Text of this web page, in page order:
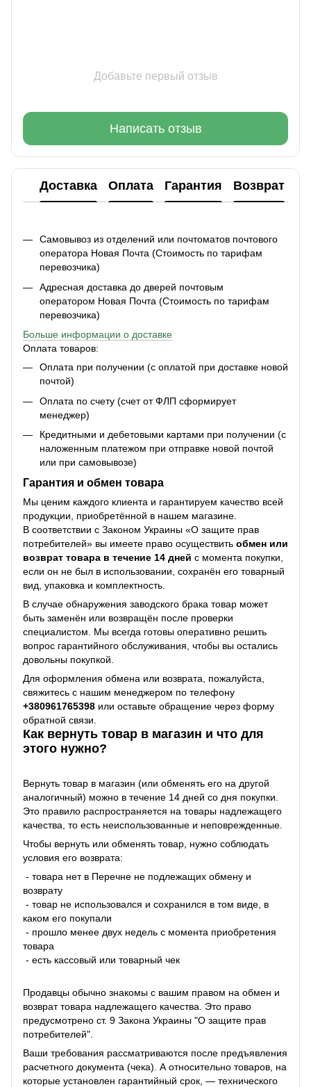
Добавьте первый отзыв
Написать отзыв
Доставка Оплата Гарантия Возврат
Самовывоз из отделений или почтоматов почтового
оператора Новая Почта (Стоимость по тарифам
перевозчика)
Адресная доставка до дверей почтовым
оператором Новая Почта (Стоимость по тарифам
перевозчика)
Больше информации о доставке
Оплата товаров:
Оплата при получении (с оплатой при доставке новой
почтой)
Оплата по счету (счет от ФЛП сформирует
менеджер)
Кредитными и дебетовыми картами при получении (с
наложенным платежом при отправке новой почтой
или при самовывозе)
Гарантия и обмен товара
Мы ценим каждого клиента и гарантируем качество всей
продукции, приобретённой в нашем магазине.
В соответствии с Законом Украины «О защите прав
потребителей» вы имеете право осуществить обмен или
возврат товара в течение 14 дней с момента покупки,
если он не был в использовании, сохранён его товарный
вид, упаковка и комплектность.
В случае обнаружения заводского брака товар может
быть заменён или возвращён после проверки
специалистом. Мы всегда готовы оперативно решить
вопрос гарантийного обслуживания, чтобы вы остались
довольны покупкой.
Для оформления обмена или возврата, пожалуйста,
свяжитесь с нашим менеджером по телефону
+380961765398 или оставьте обращение через форму
обратной связи.
Как вернуть товар в магазин и что для
этого нужно?
Вернуть товар в магазин (или обменять его на другой
аналогичный) можно в течение 14 дней со дня покупки.
Это правило распространяется на товары надлежащего
качества, то есть неиспользованные и неповрежденные.
Чтобы вернуть или обменять товар, нужно соблюдать
условия его возврата:
- товара нет в Перечне не подлежащих обмену и
возврату
- товар не использовался и сохранился в том виде, в
каком его покупали
- прошло менее двух недель с момента приобретения
товара
- есть кассовый или товарный чек
Продавцы обычно знакомы с вашим правом на обмен и
возврат товара надлежащего качества. Это право
предусмотрено ст. 9 Закона Украины "О защите прав
потребителей".
Ваши требования рассматриваются после предъявления
расчетного документа (чека). А относительно товаров, на
которые установлен гарантийный срок, — технического